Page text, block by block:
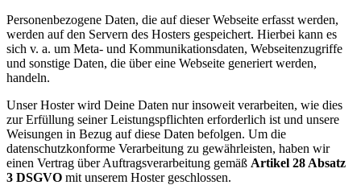
Personenbezogene Daten, die auf dieser Webseite erfasst werden,
werden auf den Servern des Hosters gespeichert. Hierbei kann es
sich v. a. um Meta- und Kommunikationsdaten, Webseitenzugriffe
und sonstige Daten, die über eine Webseite generiert werden,
handeln.
Unser Hoster wird Deine Daten nur insoweit verarbeiten, wie dies
zur Erfüllung seiner Leistungspflichten erforderlich ist und unsere
Weisungen in Bezug auf diese Daten befolgen. Um die
datenschutzkonforme Verarbeitung zu gewährleisten, haben wir
einen Vertrag über Auftragsverarbeitung gemäß Artikel 28 Absatz
3 DSGVO mit unserem Hoster geschlossen.